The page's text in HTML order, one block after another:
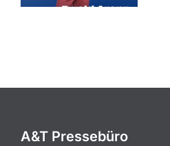
A&T Pressebüro